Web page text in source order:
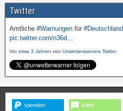
Twitter
Amtliche #Warnungen für #Deutschland
pic.twitter.com/n36d…
Vor etwa 3 Jahren von Unwetterwarners Twitter
spenden teilen